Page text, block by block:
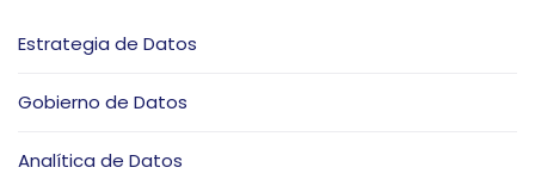
Estrategia de Datos
Gobierno de Datos
Analítica de Datos